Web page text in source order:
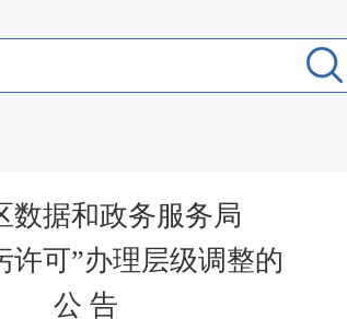
数据和政务服务局
许可”办理层级调整的
公 告